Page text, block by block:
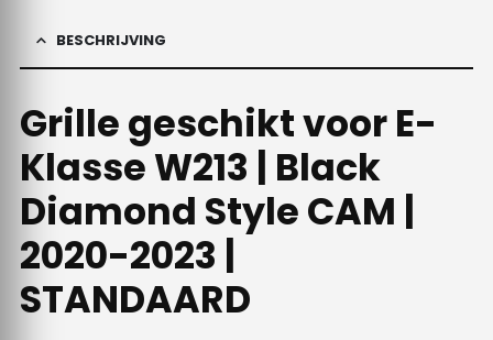
BESCHRIJVING
Grille geschikt voor E-
Klasse W213 | Black
Diamond Style CAM |
2020-2023 |
STANDAARD